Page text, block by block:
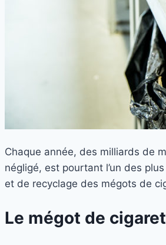
Chaque année, des milliards de
négligé, est pourtant l’un des
et de recyclage des mégots de
Le mégot de